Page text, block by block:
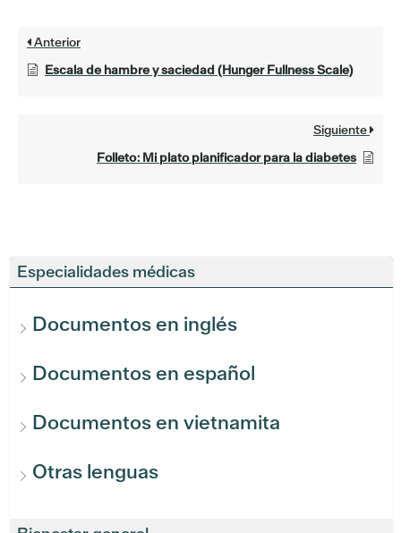
Especialidades médicas
Documentos en inglés
Documentos en español
Documentos en vietnamita
Otras lenguas
Anterior
Escala de hambre y saciedad (Hunger Fullness Scale)
Siguiente
Folleto: Mi plato planificador para la diabetes